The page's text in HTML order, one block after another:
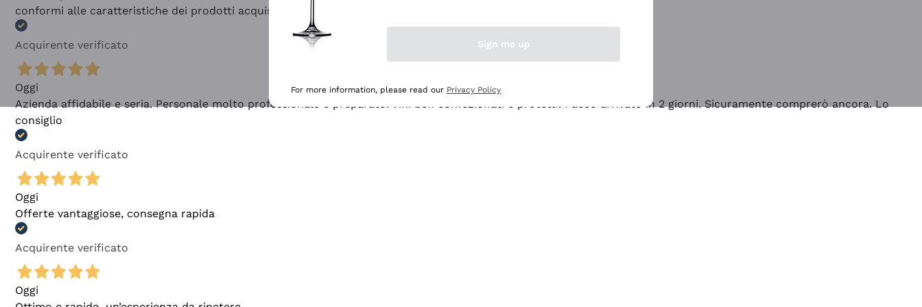
conformi alle caratteristiche dei prodotti acquistati
Acquirente verificato
Oggi
Azienda affidabile e seria. Personale molto professionale e preparato. Vini ben confezionati e protetti. Pacco arrivato in 2 giorni. Sicuramente comprerò ancora. Lo
consiglio
Acquirente verificato
Oggi
Offerte vantaggiose, consegna rapida
Acquirente verificato
Oggi
Sign me up
For more information, please read our Privacy Policy